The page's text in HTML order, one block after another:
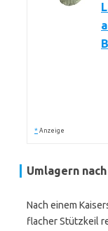
* Anzeige
Umlagern
Nach einem
flacher Stützkeil